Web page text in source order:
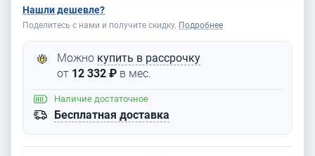
Нашли дешевле?
Поделитесь с нами и получите скидку. Подробнее
Можно купить в рассрочку
от 12 332 ₽ в мес.
Наличие достаточное
Бесплатная доставка